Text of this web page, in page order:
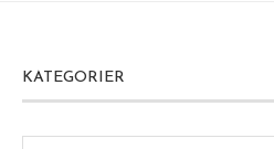
KATEGORIER